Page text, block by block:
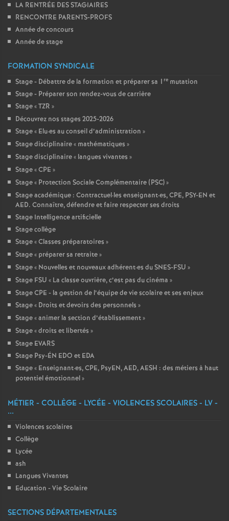
LA RENTRÉE DES STAGIAIRES
RENCONTRE PARENTS-PROFS
Année de concours
Année de stage
FORMATION SYNDICALE
Stage - Débattre de la formation et préparer sa 1 re mutation
Stage - Préparer son rendez-vous de carrière
Stage «TZR »
Découvrez nos stages 2025-2026
Stage « Elu·es au conseil d’administration »
Stage disciplinaire « mathématiques »
Stage disciplinaire « langues vivantes »
Stage «CPE »
Stage « Protection Sociale Complémentaire (PSC)»
Stage académique : Contractuel·les enseignant·es, CPE, PSY-EN et
AED. Connaître, défendre et faire respecter ses droits
Stage Intelligence artificielle
Stage collège
Stage «Classes préparatoires »
Stage « préparer sa retraite»
Stage « Nouvelles et nouveaux adhérent·es du SNES-FSU »
Stage FSU « La classe ouvrière, c’est pas du cinéma »
Stage CPE - la gestion de l’équipe de vie scolaire et ses enjeux
Stage « Droits et devoirs des personnels »
Stage «animer la section d’établissement»
Stage «droits et libertés »
Stage EVARS
Stage Psy-ÉN EDO et EDA
Stage « Enseignant·es, CPE, PsyEN, AED, AESH : des métiers à haut
potentiel émotionnel»
MÉTIER - COLLÈGE - LYCÉE - VIOLENCES SCOLAIRES - LV -
...
Violences scolaires
Collège
Lycée
ash
Langues Vivantes
Education - Vie Scolaire
SECTIONS DÉPARTEMENTALES